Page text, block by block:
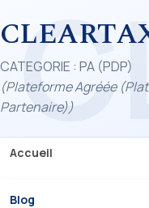
CATEGORIE : PA (PDP)
(Plateforme Agréée
Partenaire))
Accueil
Blog